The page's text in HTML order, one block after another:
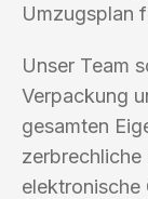
Umzugsplan
Unser Team
Verpackung
gesamten
elektronische